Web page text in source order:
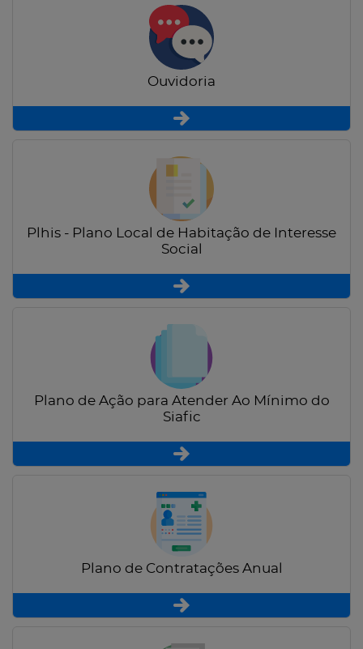
Ouvidoria
Plhis - Plano Local de Habitação de Interesse
Social
Plano de Ação para Atender Ao Mínimo do
Siafic
Plano de Contratações Anual